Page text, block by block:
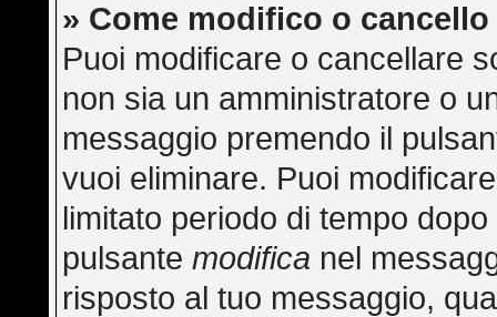
» Come modifico o
Puoi modificare o cancellare
non sia un amministratore o
messaggio premendo il
vuoi eliminare. Puoi
limitato periodo di tempo
pulsantemodifica nel
risposto al tuo messaggio,